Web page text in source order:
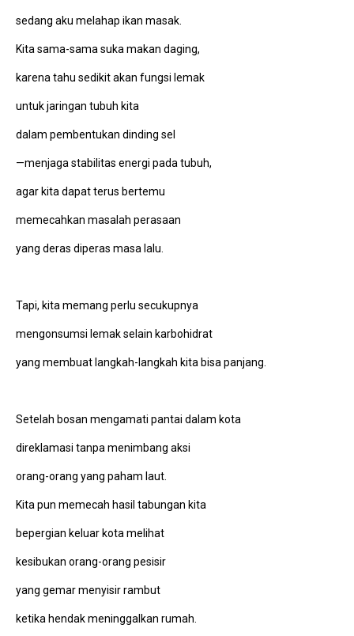
sedang aku melahap ikan masak.
Kita sama-sama suka makan daging,
karena tahu sedikit akan fungsi lemak
untuk jaringan tubuh kita
dalam pembentukan dinding sel
—menjaga stabilitas energi pada tubuh,
agar kita dapat terus bertemu
memecahkan masalah perasaan
yang deras diperas masa lalu.
Tapi, kita memang perlu secukupnya
mengonsumsi lemak selain karbohidrat
yang membuat langkah-langkah kita bisa panjang.
Setelah bosan mengamati pantai dalam kota
direklamasi tanpa menimbang aksi
orang-orang yang paham laut.
Kita pun memecah hasil tabungan kita
bepergian keluar kota melihat
kesibukan orang-orang pesisir
yang gemar menyisir rambut
ketika hendak meninggalkan rumah.